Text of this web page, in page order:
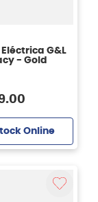
G&L
- Gold
.00
Online